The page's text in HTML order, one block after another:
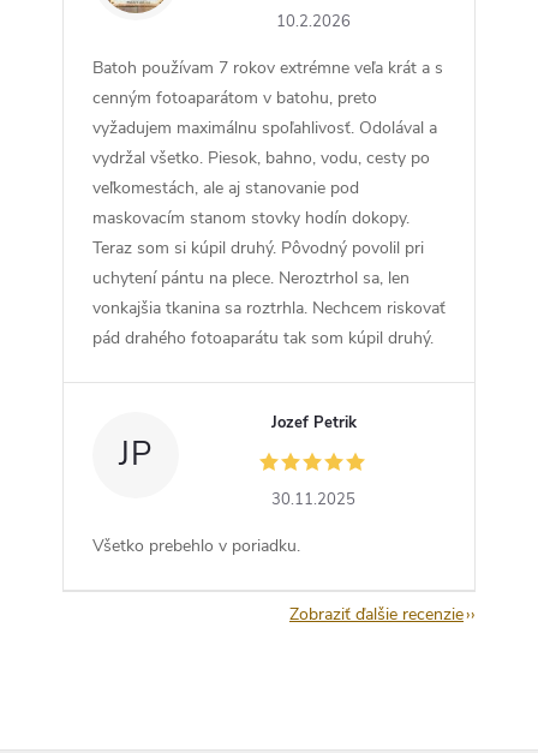
10.2.2026
Batoh používam 7 rokov extrémne veľa krát a s
cenným fotoaparátom v batohu, preto
vyžadujem maximálnu spoľahlivosť. Odolával a
vydržal všetko. Piesok, bahno, vodu, cesty po
veľkomestách, ale aj stanovanie pod
maskovacím stanom stovky hodín dokopy.
Teraz som si kúpil druhý. Pôvodný povolil pri
uchytení pántu na plece. Neroztrhol sa, len
vonkajšia tkanina sa roztrhla. Nechcem riskovať
pád drahého fotoaparátu tak som kúpil druhý.
JP
Jozef Petrik
30.11.2025
Všetko prebehlo v poriadku.
Zobraziť ďalšie recenzie